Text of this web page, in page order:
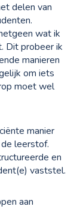
delen van
wat ik
Dit probeer ik
manieren
om iets
moet wel
manier
leerstof.
en
vaststel.
aan